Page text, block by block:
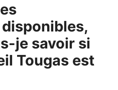
je savoir si
Tougas est